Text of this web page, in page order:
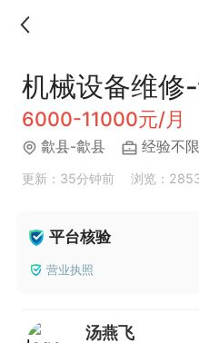
机械设备维修
6000-11000元/月
歙县-歙县 经验不限
更新：35分钟前 浏览：
平台核验
营业执照
汤燕飞